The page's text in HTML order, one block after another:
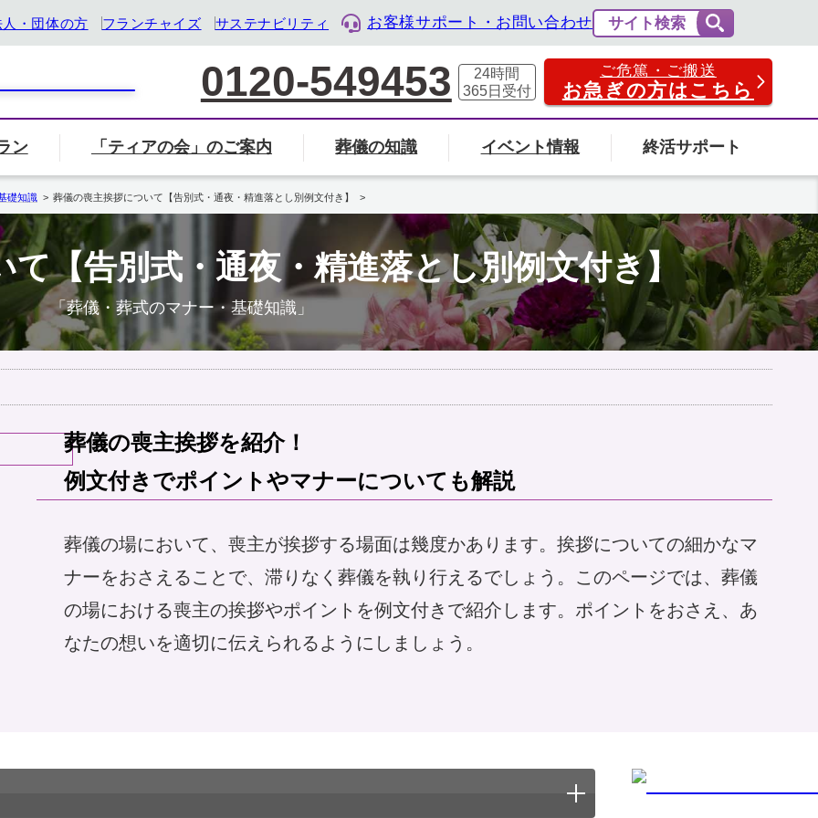
・団体の方 フランチャイズ サステナビリティ お客様サポート・お問い合わせ サイト検索
0120-549453
24時間
365日 受付
ご危篤・ご搬送
お急ぎの方はこちら
お客さまアンケート
から探す
岐阜県 三重県 静岡県 富山県
名から検索
検索
住所から近くの葬儀場を探す
検索
ン 「ティアの会」のご案内
」のご案内ページへ
葬儀の知識
家族葬について 葬儀社の選び方
葬儀・葬式のマナー・基礎知識 社葬について エンバーミングについて
イベント情報 終活サポート
・ライフ・デザイン企業』として「終活」をサポート
「終活」サポート 相談無料
礎知識 葬儀の喪主挨拶について【告別式・通夜・精進落とし別例文付き】
【告別式・通夜・精進落とし別例文付き】
「葬儀・葬式のマナー・基礎知識」
葬儀の喪主挨拶を紹介！
例文付きでポイントやマナーについても解説
葬儀の場において、喪主が挨拶する場面は幾度かあります。挨拶についての細かなマ
ナーをおさえることで、滞りなく葬儀を執り行えるでしょう。このページでは、葬儀
の場における喪主の挨拶やポイントを例文付きで紹介します。ポイントをおさえ、あ
なたの想いを適切に伝えられるようにしましょう。